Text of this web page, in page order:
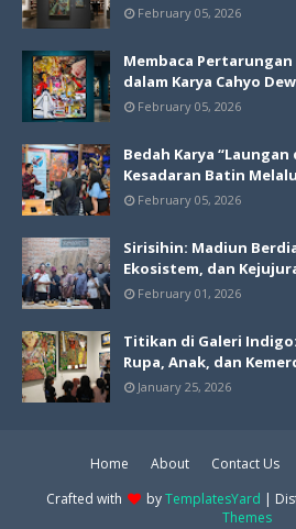
February 05, 2026
Membaca
dalam Karya Cahyo
February 05, 2026
Bedah Karya “Laungan
Kesadaran Batin
February 05, 2026
Sirisihin: Madiun
Ekosistem, dan
February 01, 2026
Titikan di Galeri
Rupa, Anak, dan
January 25, 2026
Home About Contact Us
Crafted with
byTemplatesYard |
Themes